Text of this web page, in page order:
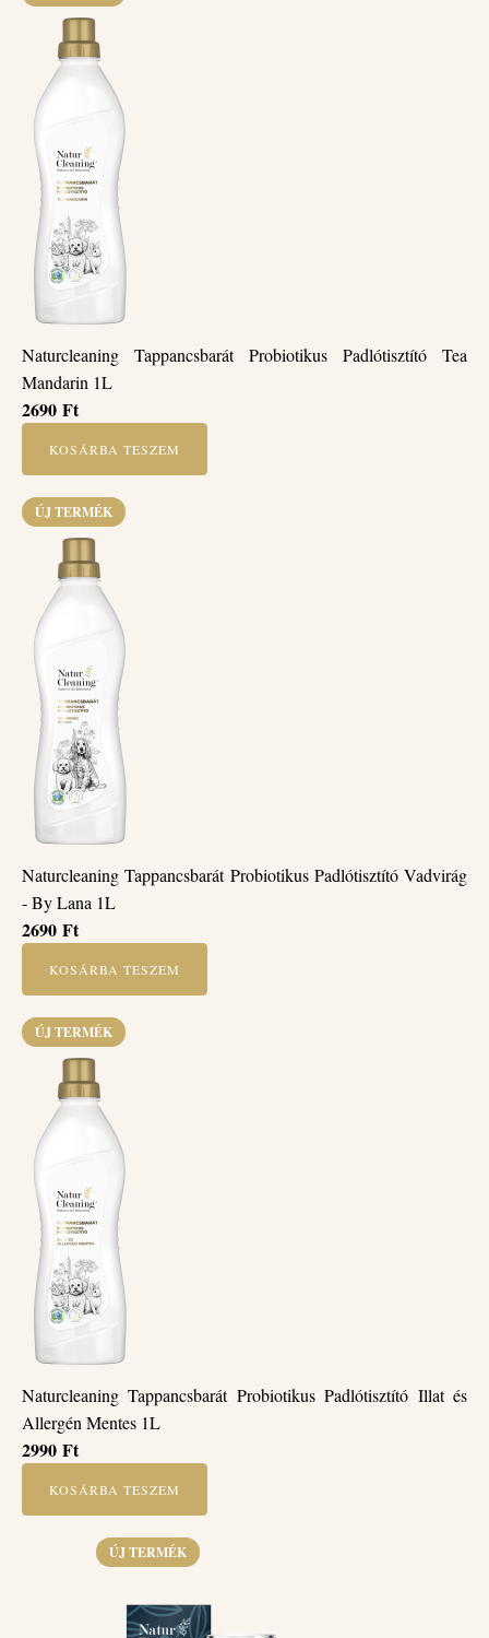
Naturcleaning Tappancsbarát Probiotikus Padlótisztító Tea
Mandarin 1L
2690 Ft
KOSÁRBA TESZEM
ÚJ TERMÉK
Naturcleaning Tappancsbarát Probiotikus Padlótisztító Vadvirág
- By Lana 1L
2690 Ft
KOSÁRBA TESZEM
ÚJ TERMÉK
Naturcleaning Tappancsbarát Probiotikus Padlótisztító Illat és
Allergén Mentes 1L
2990 Ft
KOSÁRBA TESZEM
ÚJ TERMÉK